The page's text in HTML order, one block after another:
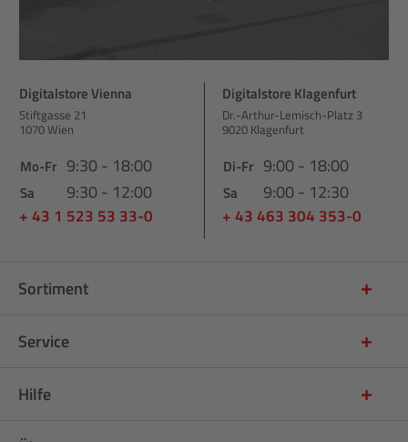
Digitalstore Vienna
Stiftgasse 21
1070 Wien
Mo-Fr 9:30 - 18:00
Sa 9:30 - 12:00
+ 43 1 523 53 33-0
Digitalstore Klagenfurt
Dr.-Arthur-Lemisch-Platz 3
9020 Klagenfurt
Di-Fr 9:00 - 18:00
Sa 9:00 - 12:30
+ 43 463 304 353-0
Sortiment
Service
Hilfe